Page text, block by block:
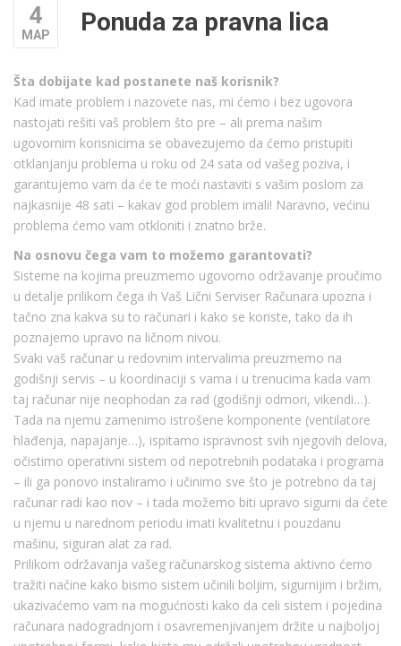
4
МАР Ponuda za pravna lica
Šta dobijate kad postanete naš korisnik?
Kad imate problem i nazovete nas, mi ćemo i bez ugovora
nastojati rešiti vaš problem što pre – ali prema našim
ugovornim korisnicima se obavezujemo da ćemo pristupiti
otklanjanju problema u roku od 24 sata od vašeg poziva, i
garantujemo vam da će te moći nastaviti s vašim poslom za
najkasnije 48 sati – kakav god problem imali! Naravno, većinu
problema ćemo vam otkloniti i znatno brže.
Na osnovu čega vam to možemo garantovati?
Sisteme na kojima preuzmemo ugovorno održavanje proučimo
u detalje prilikom čega ih Vaš Lični Serviser Računara upozna i
tačno zna kakva su to računari i kako se koriste, tako da ih
poznajemo upravo na ličnom nivou.
Svaki vaš računar u redovnim intervalima preuzmemo na
godišnji servis – u koordinaciji s vama i u trenucima kada vam
taj računar nije neophodan za rad (godišnji odmori, vikendi…).
Tada na njemu zamenimo istrošene komponente (ventilatore
hlađenja, napajanje…), ispitamo ispravnost svih njegovih delova,
očistimo operativni sistem od nepotrebnih podataka i programa
– ili ga ponovo instaliramo i učinimo sve što je potrebno da taj
računar radi kao nov – i tada možemo biti upravo sigurni da ćete
u njemu u narednom periodu imati kvalitetnu i pouzdanu
mašinu, siguran alat za rad.
Prilikom održavanja vašeg računarskog sistema aktivno ćemo
tražiti načine kako bismo sistem učinili boljim, sigurnijim i bržim,
ukazivaćemo vam na mogućnosti kako da celi sistem i pojedina
računara nadogradnjom i osavremenjivanjem držite u najboljoj